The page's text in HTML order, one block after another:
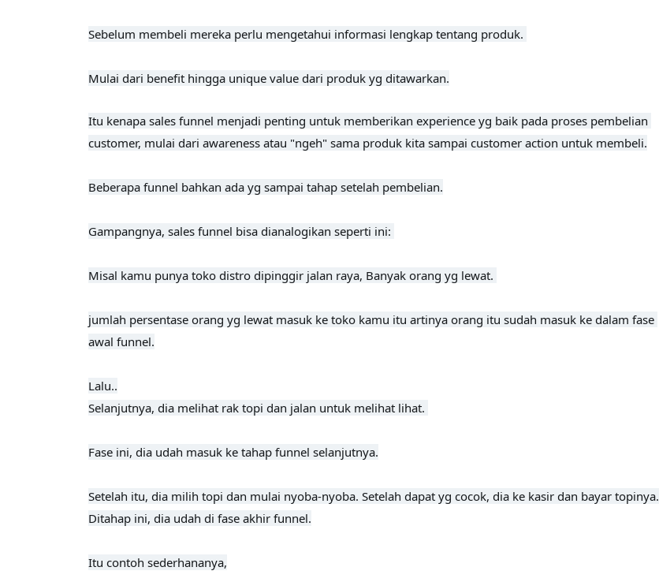
Sebelum membeli mereka perlu mengetahui informasi lengkap tentang produk.
Mulai dari benefit hingga unique value dari produk yg ditawarkan.
Itu kenapa sales funnel menjadi penting untuk memberikan experience yg baik pada proses pembelian
customer, mulai dari awareness atau "ngeh" sama produk kita sampai customer action untuk membeli.
Beberapa funnel bahkan ada yg sampai tahap setelah pembelian.
Gampangnya, sales funnel bisa dianalogikan seperti ini:
Misal kamu punya toko distro dipinggir jalan raya, Banyak orang yg lewat.
jumlah persentase orang yg lewat masuk ke toko kamu itu artinya orang itu sudah masuk ke dalam fase
awal funnel.
Lalu..
Selanjutnya, dia melihat rak topi dan jalan untuk melihat lihat.
Fase ini, dia udah masuk ke tahap funnel selanjutnya.
Setelah itu, dia milih topi dan mulai nyoba-nyoba. Setelah dapat yg cocok, dia ke kasir dan bayar topinya.
Ditahap ini, dia udah di fase akhir funnel.
Itu contoh sederhananya,